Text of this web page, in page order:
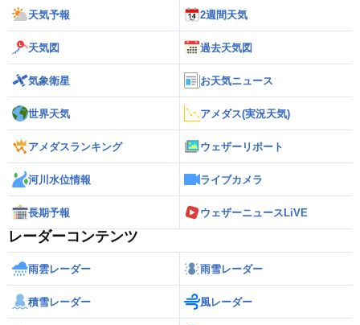
天気予報 2週間天気
天気図 過去天気図
気象衛星 お天気ニュース
世界天気 アメダス(実況天気)
アメダスランキング ウェザーリポート
河川水位情報 ライブカメラ
長期予報 ウェザーニュースLiVE
レーダーコンテンツ
雨雲レーダー 雨雪レーダー
積雪レーダー 風レーダー